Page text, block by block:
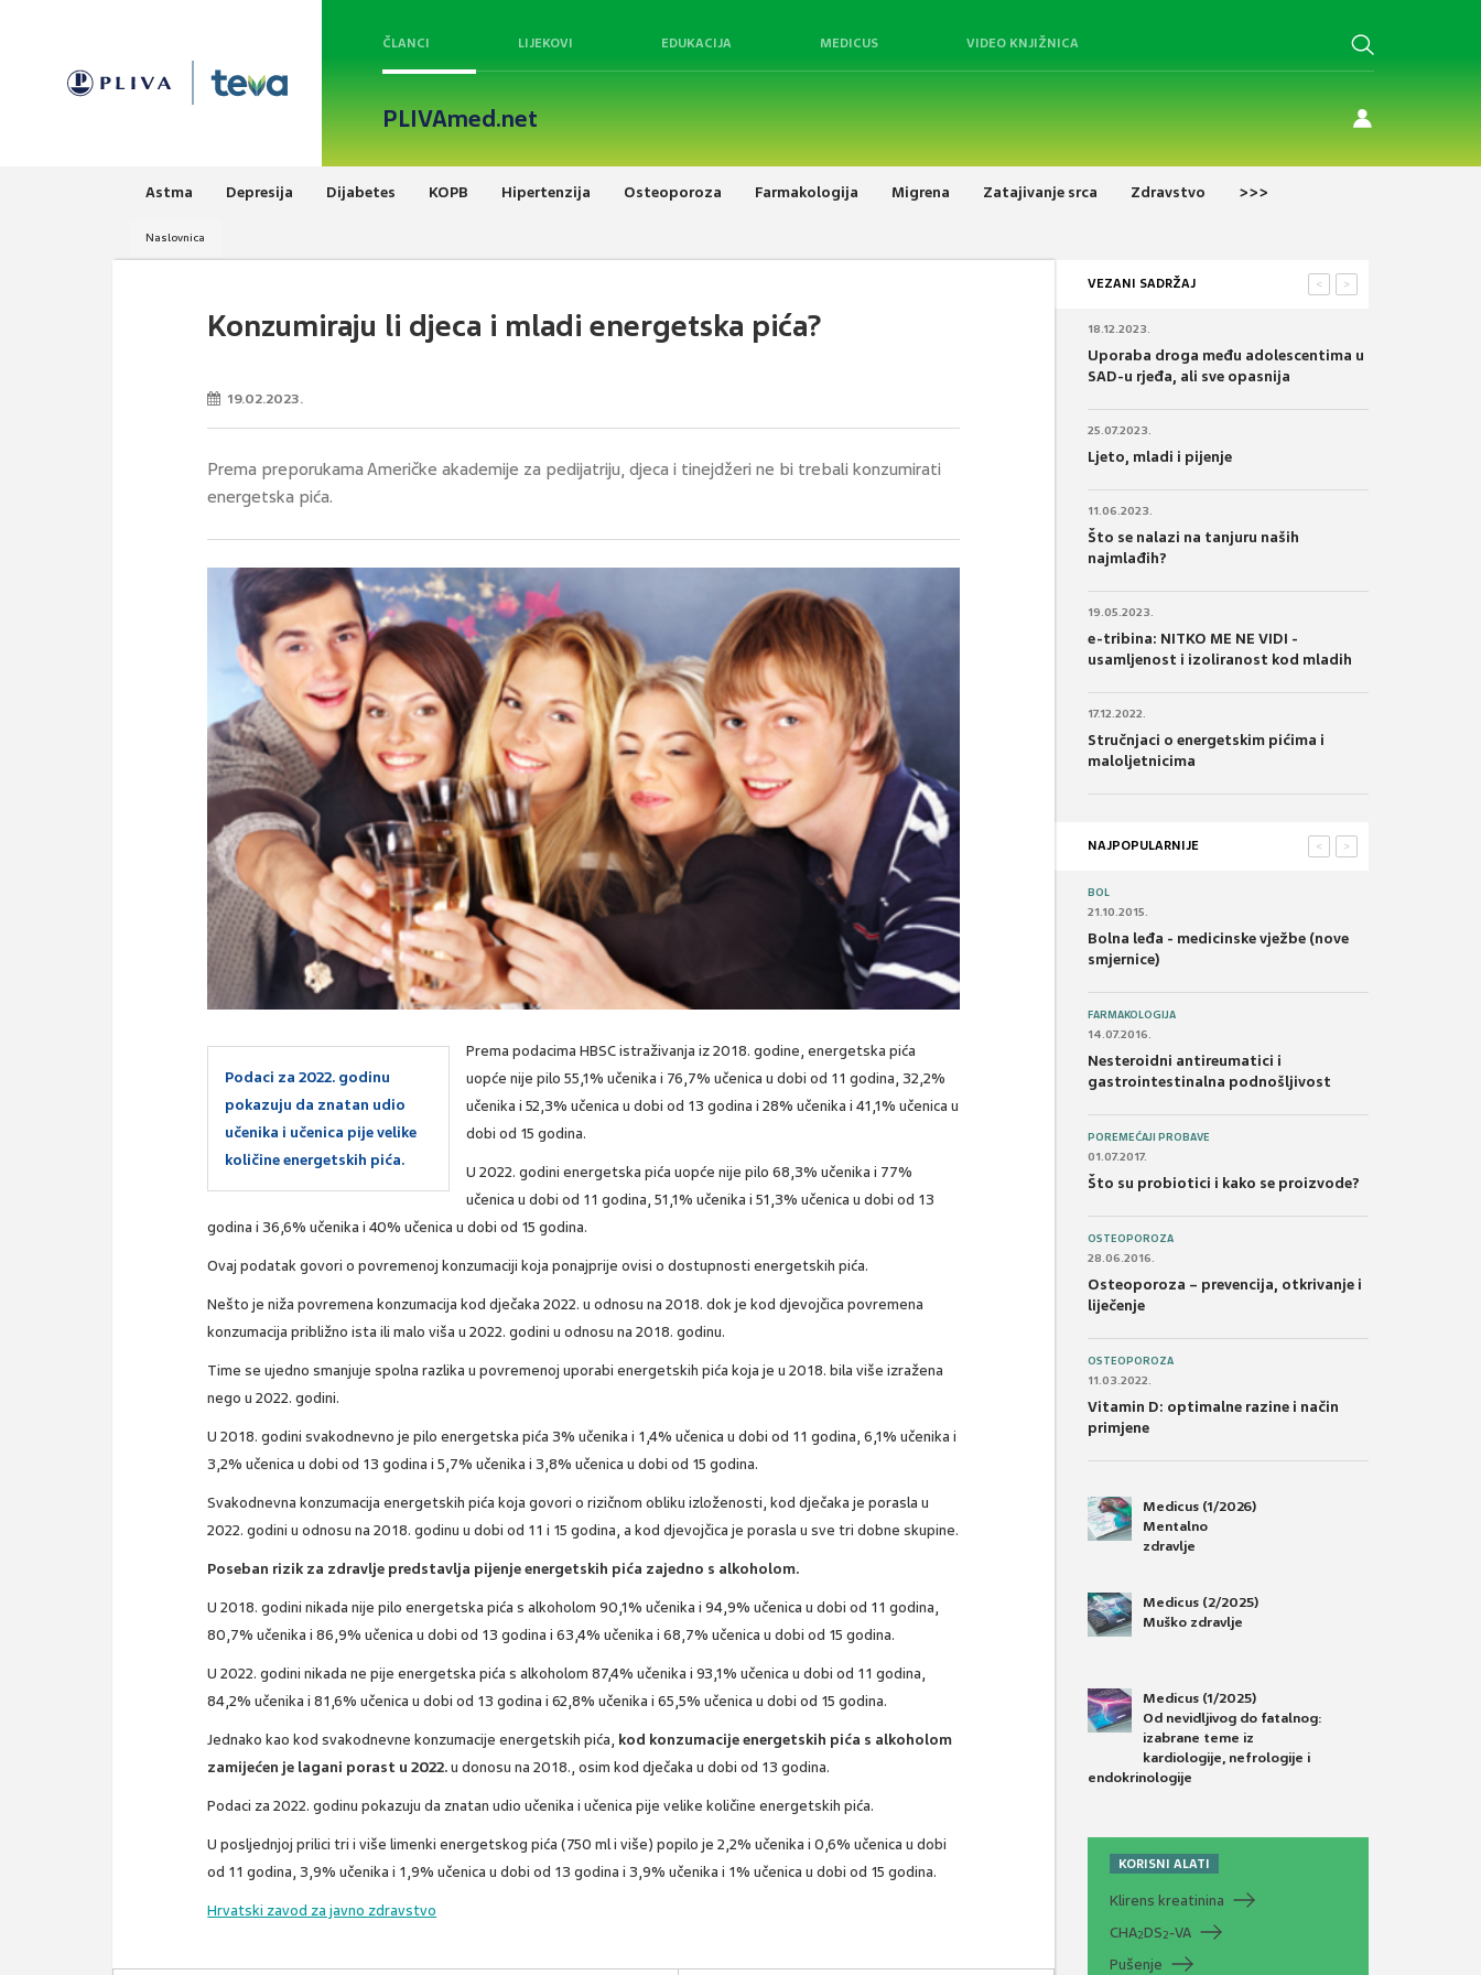
ČLANCI LIJEKOVI EDUKACIJA MEDICUS VIDEO KNJIŽNICA
PLIVAmed.net
Astma Depresija Dijabetes KOPB Hipertenzija Osteoporoza Farmakologija Migrena Zatajivanje srca Zdravstvo >>>
Naslovnica
Konzumiraju li djeca i mladi energetska pića?
19.02.2023.
Prema preporukama Američke akademije za pedijatriju, djeca i tinejdžeri ne bi trebali konzumirati
energetska pića.
Podaci za 2022. godinu
pokazuju da znatan udio
učenika i učenica pije velike
količine energetskih pića.
Prema podacima HBSC istraživanja iz 2018. godine, energetska pića
uopće nije pilo 55,1% učenika i 76,7% učenica u dobi od 11 godina, 32,2%
učenika i 52,3% učenica u dobi od 13 godina i 28% učenika i 41,1% učenica u
dobi od 15 godina.
U 2022. godini energetska pića uopće nije pilo 68,3% učenika i 77%
učenica u dobi od 11 godina, 51,1% učenika i 51,3% učenica u dobi od 13
godina i 36,6% učenika i 40% učenica u dobi od 15 godina.
Ovaj podatak govori o povremenoj konzumaciji koja ponajprije ovisi o dostupnosti energetskih pića.
Nešto je niža povremena konzumacija kod dječaka 2022. u odnosu na 2018. dok je kod djevojčica povremena
konzumacija približno ista ili malo viša u 2022. godini u odnosu na 2018. godinu.
Time se ujedno smanjuje spolna razlika u povremenoj uporabi energetskih pića koja je u 2018. bila više izražena
nego u 2022. godini.
U 2018. godini svakodnevno je pilo energetska pića 3% učenika i 1,4% učenica u dobi od 11 godina, 6,1% učenika i
3,2% učenica u dobi od 13 godina i 5,7% učenika i 3,8% učenica u dobi od 15 godina.
Svakodnevna konzumacija energetskih pića koja govori o rizičnom obliku izloženosti, kod dječaka je porasla u
2022. godini u odnosu na 2018. godinu u dobi od 11 i 15 godina, a kod djevojčica je porasla u sve tri dobne skupine.
Poseban rizik za zdravlje predstavlja pijenje energetskih pića zajedno s alkoholom.
U 2018. godini nikada nije pilo energetska pića s alkoholom 90,1% učenika i 94,9% učenica u dobi od 11 godina,
80,7% učenika i 86,9% učenica u dobi od 13 godina i 63,4% učenika i 68,7% učenica u dobi od 15 godina.
U 2022. godini nikada ne pije energetska pića s alkoholom 87,4% učenika i 93,1% učenica u dobi od 11 godina,
84,2% učenika i 81,6% učenica u dobi od 13 godina i 62,8% učenika i 65,5% učenica u dobi od 15 godina.
Jednako kao kod svakodnevne konzumacije energetskih pića, kod konzumacije energetskih pića s alkoholom
zamijećen je lagani porast u 2022.u donosu na 2018., osim kod dječaka u dobi od 13 godina.
Podaci za 2022. godinu pokazuju da znatan udio učenika i učenica pije velike količine energetskih pića.
U posljednjoj prilici tri i više limenki energetskog pića (750 ml i više) popilo je 2,2% učenika i 0,6% učenica u dobi
od 11 godina, 3,9% učenika i 1,9% učenica u dobi od 13 godina i 3,9% učenika i 1% učenica u dobi od 15 godina.
Hrvatski zavod za javno zdravstvo
VEZANI SADRŽAJ >
<
18.12.2023.
Uporaba droga među adolescentima u
SAD-u rjeđa, ali sve opasnija
25.07.2023.
Ljeto, mladi i pijenje
11.06.2023.
Što se nalazi na tanjuru naših
najmlađih?
19.05.2023.
e-tribina: NITKO ME NE VIDI -
usamljenost i izoliranost kod mladih
17.12.2022.
Stručnjaci o energetskim pićima i
maloljetnicima
NAJPOPULARNIJE >
<
BOL
21.10.2015.
Bolna leđa - medicinske vježbe (nove
smjernice)
FARMAKOLOGIJA
14.07.2016.
Nesteroidni antireumatici i
gastrointestinalna podnošljivost
POREMEĆAJI PROBAVE
01.07.2017.
Što su probiotici i kako se proizvode?
OSTEOPOROZA
28.06.2016.
Osteoporoza – prevencija, otkrivanje i
liječenje
OSTEOPOROZA
11.03.2022.
Vitamin D: optimalne razine i način
primjene
Medicus (1/2026)
Mentalno
zdravlje
Medicus (2/2025)
Muško zdravlje
Medicus (1/2025)
Od nevidljivog do fatalnog:
izabrane teme iz
kardiologije, nefrologije i
endokrinologije
KORISNI ALATI
Klirens kreatinina
CHA2DS2-VA
Pušenje